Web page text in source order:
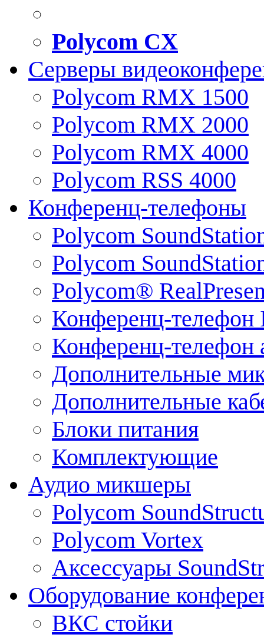
Polycom CX
Серверы
Polycom RMX 1500
Polycom RMX 2000
Polycom RMX 4000
Polycom RSS 4000
Конференц-телефоны
Polycom
Polycom
Polycom®
Конференц-телефон
Конференц-телефон
Дополнительные
Дополнительные
Блоки питания
Комплектующие
Аудио микшеры
Polycom
Polycom Vortex
Аксессуары
Оборудование
ВКС стойки